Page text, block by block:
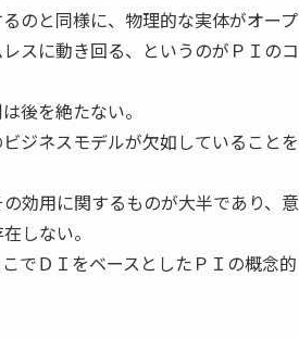
のと同様に、物理的な実体がオープ
スに動き回る、というのがＰＩのコ
後を絶たない。
ジネスモデルが欠如していることを
効用に関するものが大半であり、意
しない。
でＤＩをベースとしたＰＩの概念的